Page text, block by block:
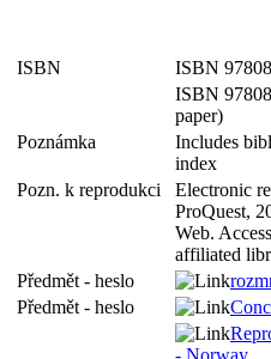
ISBN
ISBN
ISBN
paper)
Poznámka
Includes
index
Pozn. k reprodukci
Electronic
ProQuest,
Web.
affiliated
Předmět - heslo
Předmět - heslo
- Norway